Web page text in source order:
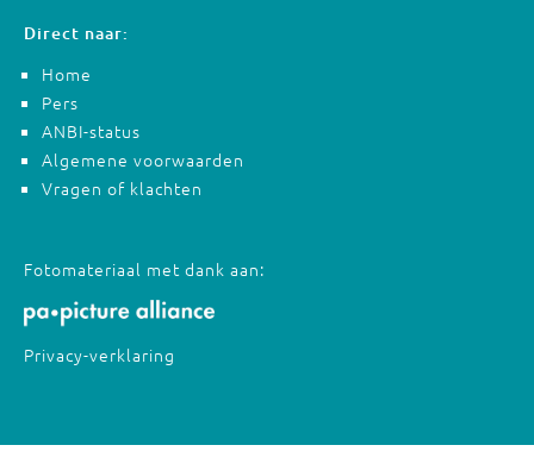
Direct naar:
Home
Pers
ANBI-status
Algemene voorwaarden
Vragen of klachten
Fotomateriaal met dank aan:
Privacy-verklaring